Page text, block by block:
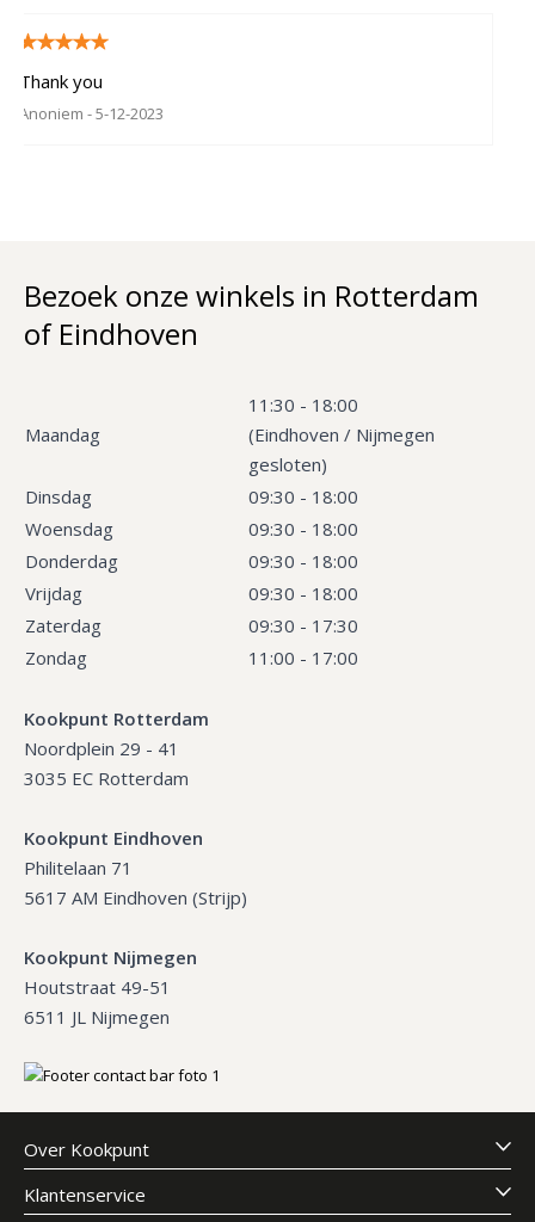
Thank you
Anoniem - 5-12-2023
Bezoek onze winkels in Rotterdam
of Eindhoven
Maandag
11:30 - 18:00
(Eindhoven / Nijmegen
gesloten)
Dinsdag
09:30 - 18:00
Woensdag
09:30 - 18:00
Donderdag
09:30 - 18:00
Vrijdag
09:30 - 18:00
Zaterdag
09:30 - 17:30
Zondag
11:00 - 17:00
Kookpunt Rotterdam
Noordplein 29 - 41
3035 EC Rotterdam
Kookpunt Eindhoven
Philitelaan 71
5617 AM Eindhoven (Strijp)
Kookpunt Nijmegen
Houtstraat 49-51
6511 JL Nijmegen
Over Kookpunt
Klantenservice